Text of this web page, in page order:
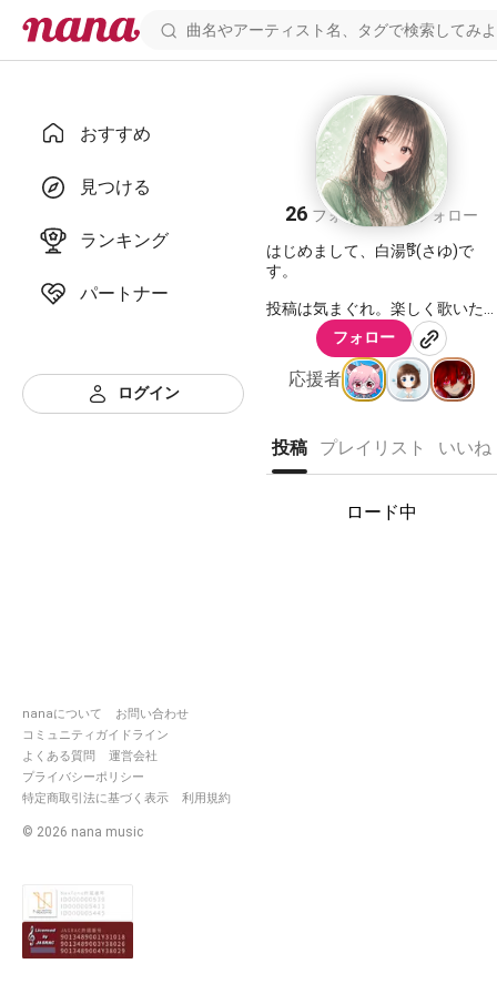
おすすめ
見つける
ランキング
パートナー
ログイン
nanaについて
お問い合わせ
コミュニティガイドライン
よくある質問
運営会社
プライバシーポリシー
特定商取引法に基づく表示
利用規約
© 2026 nana music
白湯𖠚໊
26 フォロワー26 フォロー
はじめまして、白湯𖠚໊(さゆ)で
す。
投稿は気まぐれ。楽しく歌いた
いだけの人間🫠
白湯𖠚໊のX
方は@sy_3_ で検索してくださ
い！
音域広いし、歌上手いし、自慢
の友達のむぎちゃん
フォロー
応援者
投稿 プレイリスト いいね
ロード中